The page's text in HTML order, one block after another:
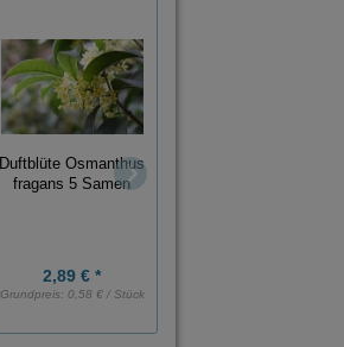
Duftblüte Osmanthus
fragans 5 Samen
2,89 € *
Grundpreis: 0,58 € / Stück